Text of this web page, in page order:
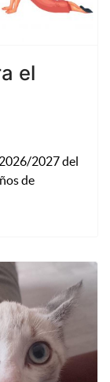
el
2027 del
de